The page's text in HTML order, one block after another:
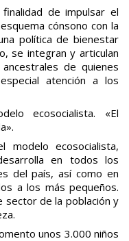
de impulsar el
cónsono con la
política de bienestar
se integran y articulan
de quienes
atención a los
ecosocialista. «El
modelo ecosocialista,
en todos los
del país, así como en
a los más pequeños.
sector de la población y
unos 3.000 niños